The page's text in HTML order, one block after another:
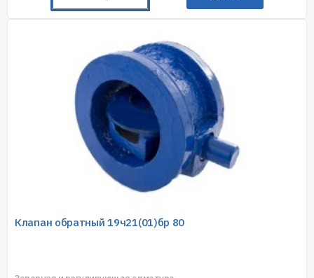
Клапан обратный 19ч21(01)бр 80